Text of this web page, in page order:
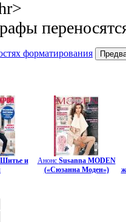
форматирования
и
Анонс Susanna MODEN
(«Сюзанна Моден»)